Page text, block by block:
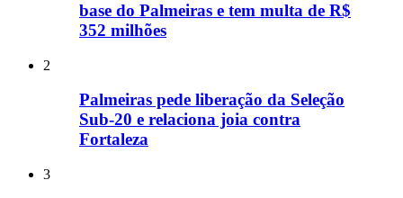
base do Palmeiras e tem multa de R$
352 milhões
2
Palmeiras pede liberação da Seleção
Sub-20 e relaciona joia contra
Fortaleza
3